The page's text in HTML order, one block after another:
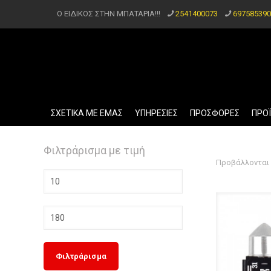
Ο ΕΙΔΙΚΟΣ ΣΤΗΝ ΜΠΑΤΑΡΙΑ!!! 2541400073
ΣΧΕΤΙΚΑ ΜΕ ΕΜΑΣ ΥΠΗΡΕΣΙΕΣ ΠΡΟΣΦΟΡΕΣ
Φιλτράρισμα με τιμή
Ελάχιστη
Μέγιστη
Φιλτράρισμα